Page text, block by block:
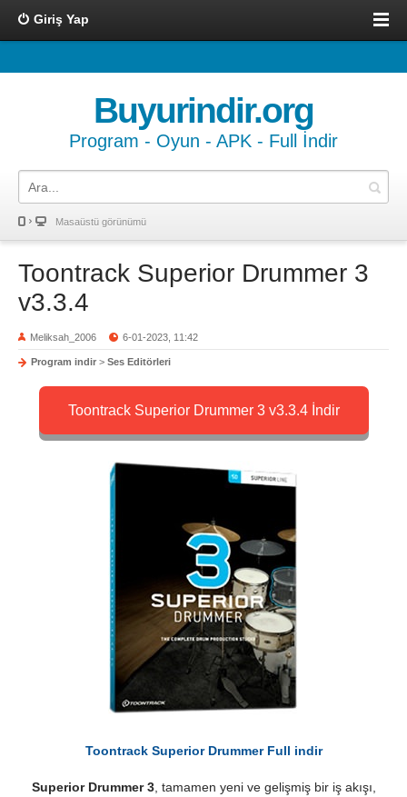
Giriş Yap
Buyurindir.org
Program - Oyun - APK - Full İndir
Masaüstü görünümü
Toontrack Superior Drummer 3
v3.3.4
Meliksah_2006 6-01-2023, 11:42
Program indir > Ses Editörleri
Toontrack Superior Drummer 3 v3.3.4 İndir
Toontrack Superior Drummer Full indir
Superior Drummer 3, tamamen yeni ve gelişmiş bir iş akışı,